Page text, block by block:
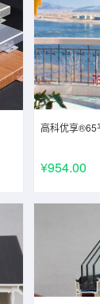
高科优享®65
¥954.00